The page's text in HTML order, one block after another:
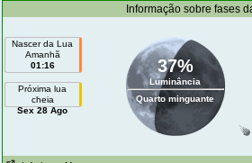
Informação sobre fases
Nascer da Lua
Amanhã
01:16
Próxima lua
cheia
Sex 28 Ago
37%
Luminância
Quarto minguante